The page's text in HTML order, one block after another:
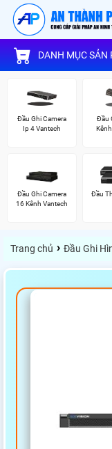
DANH MỤC SẢN
Đầu Ghi Camera
Ip 4 Vantech
Đầu
Đầu Ghi Camera
16 Kênh Vantech
Đầu
Trang chủ › Đầu Ghi